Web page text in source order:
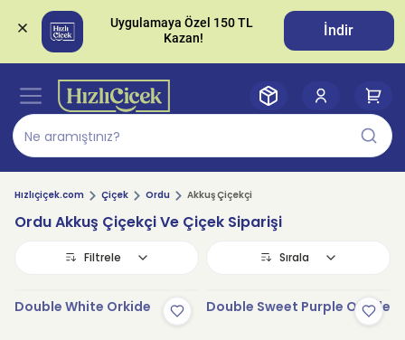
Uygulamaya Özel 150 TL
İndir
Hızlıçiçek.com Çiçek Ordu Akkuş Çiçekçi
Ordu Akkuş Çiçekçi Ve Çiçek Siparişi
Filtrele Sırala
Double White Orkide Double Sweet Purple Orkide